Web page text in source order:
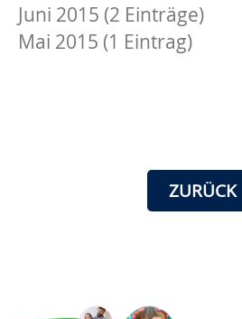
Juni 2015 (2 Einträge)
Mai 2015 (1 Eintrag)
ZURÜCK